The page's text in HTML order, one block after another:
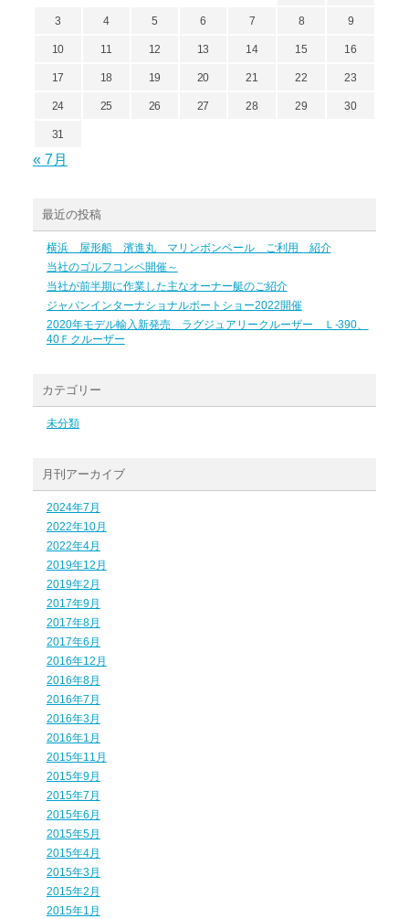
3 4 5 6 7 8 9
10 11 12 13 14 15 16
17 18 19 20 21 22 23
24 25 26 27 28 29 30
31
« 7月
最近の投稿
横浜 屋形船 濱進丸 マリンボンベール ご利用 紹介
当社のゴルフコンペ開催～
当社が前半期に作業した主なオーナー艇のご紹介
ジャパンインターナショナルボートショー2022開催
2020年モデル輸入新発売 ラグジュアリークルーザー Ｌ-390、
40Ｆクルーザー
カテゴリー
未分類
月刊アーカイブ
2024年7月
2022年10月
2022年4月
2019年12月
2019年2月
2017年9月
2017年8月
2017年6月
2016年12月
2016年8月
2016年7月
2016年3月
2016年1月
2015年11月
2015年9月
2015年7月
2015年6月
2015年5月
2015年4月
2015年3月
2015年2月
2015年1月